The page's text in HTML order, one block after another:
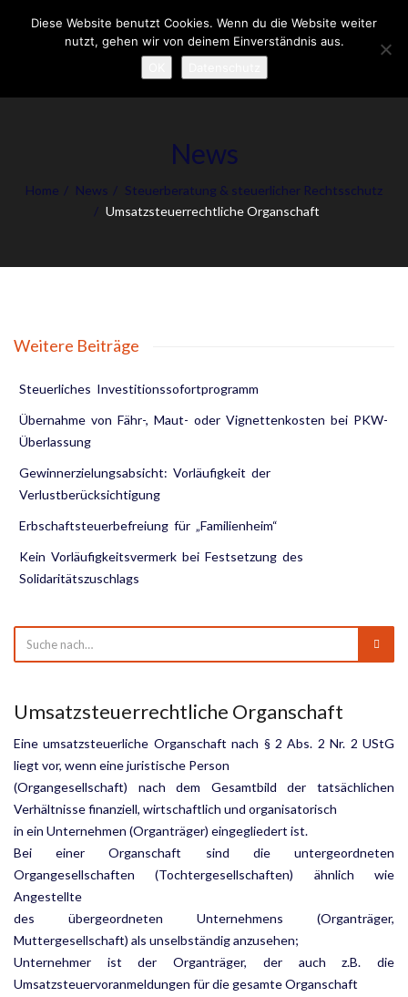
News
Home News
Steuerberatung & steuerlicher Rechtsschutz
Umsatzsteuerrechtliche Organschaft
Weitere Beiträge
Steuerliches Investitionssofortprogramm
Übernahme von Fähr-, Maut- oder Vignettenkosten bei PKW-
Überlassung
Gewinnerzielungsabsicht: Vorläufigkeit der
Verlustberücksichtigung
Erbschaftsteuerbefreiung für „Familienheim“
Kein Vorläufigkeitsvermerk bei Festsetzung des
Solidaritätszuschlags
Umsatzsteuerrechtliche Organschaft
Eine umsatzsteuerliche Organschaft nach § 2 Abs. 2 Nr. 2 UStG
liegt vor, wenn eine juristische Person
(Organgesellschaft) nach dem Gesamtbild der tatsächlichen
Verhältnisse finanziell, wirtschaftlich und organisatorisch
in ein Unternehmen (Organträger) eingegliedert ist.
Bei einer Organschaft sind die untergeordneten
Organgesellschaften (Tochtergesellschaften) ähnlich wie
Angestellte
des übergeordneten Unternehmens (Organträger,
Muttergesellschaft) als unselbständig anzusehen;
Unternehmer ist der Organträger, der auch z.B. die
Umsatzsteuervoranmeldungen für die gesamte Organschaft
Diese Website benutzt Cookies. Wenn du die Website weiter
nutzt, gehen wir von deinem Einverständnis aus.